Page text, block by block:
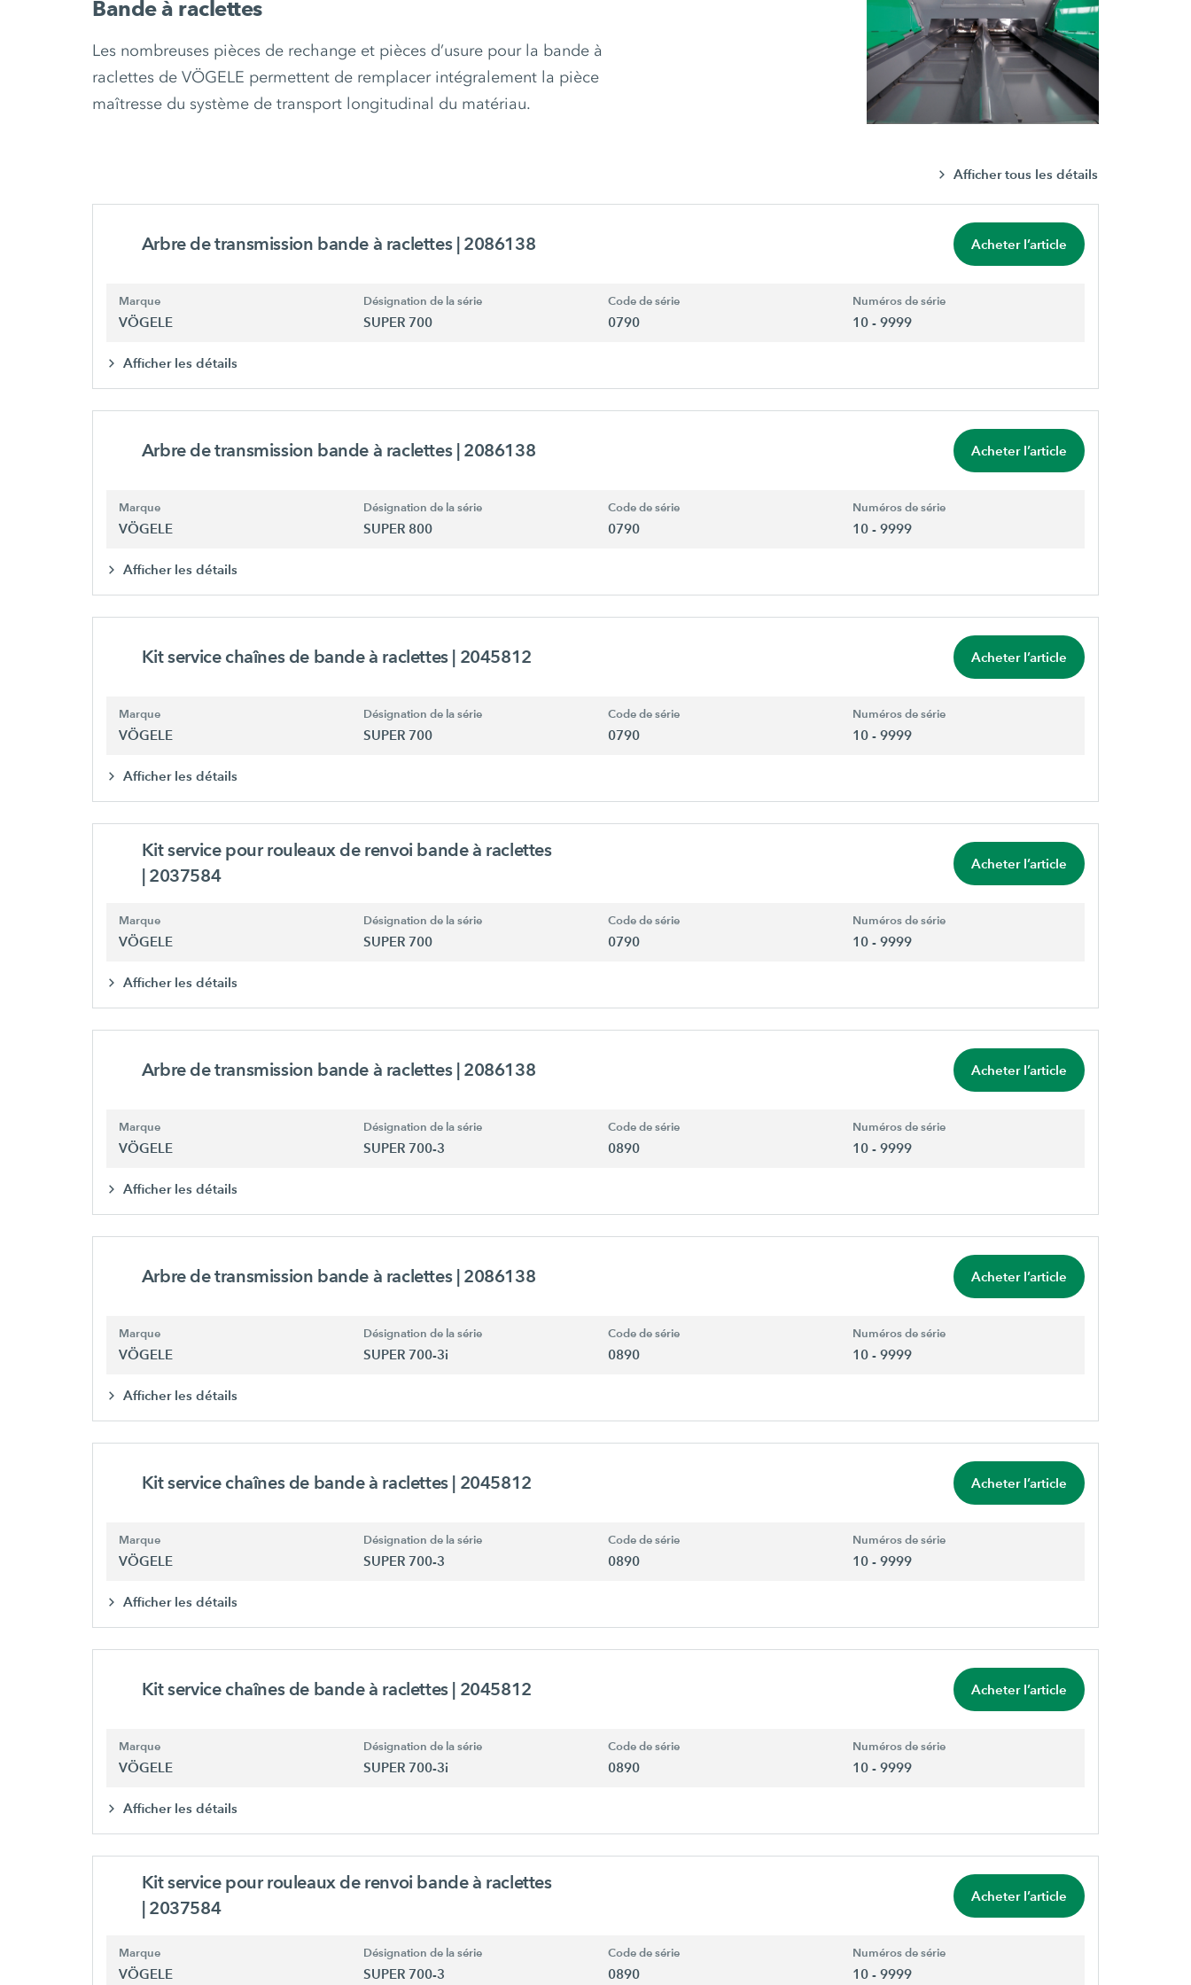
Bande à raclettes
Les nombreuses pièces de rechange et pièces d’usure pour la bande à
raclettes de VÖGELE permettent de remplacer intégralement la pièce
maîtresse du système de transport longitudinal du matériau.
Afficher tous les détails
Arbre de transmission bande à raclettes | 2086138 Acheter l’article
Marque
VÖGELE
Désignation de la série
SUPER 700
Code de série
0790
Numéros de série
10 - 9999
Afficher les détails
Arbre de transmission bande à raclettes | 2086138 Acheter l’article
Marque
VÖGELE
Désignation de la série
SUPER 800
Code de série
0790
Numéros de série
10 - 9999
Afficher les détails
Kit service chaînes de bande à raclettes | 2045812 Acheter l’article
Marque
VÖGELE
Désignation de la série
SUPER 700
Code de série
0790
Numéros de série
10 - 9999
Afficher les détails
Kit service pour rouleaux de renvoi bande à raclettes
| 2037584
Acheter l’article
Marque
VÖGELE
Désignation de la série
SUPER 700
Code de série
0790
Numéros de série
10 - 9999
Afficher les détails
Arbre de transmission bande à raclettes | 2086138 Acheter l’article
Marque
VÖGELE
Désignation de la série
SUPER 700-3
Code de série
0890
Numéros de série
10 - 9999
Afficher les détails
Arbre de transmission bande à raclettes | 2086138 Acheter l’article
Marque
VÖGELE
Désignation de la série
SUPER 700-3i
Code de série
0890
Numéros de série
10 - 9999
Afficher les détails
Kit service chaînes de bande à raclettes | 2045812 Acheter l’article
Marque
VÖGELE
Désignation de la série
SUPER 700-3
Code de série
0890
Numéros de série
10 - 9999
Afficher les détails
Kit service chaînes de bande à raclettes | 2045812 Acheter l’article
Marque
VÖGELE
Désignation de la série
SUPER 700-3i
Code de série
0890
Numéros de série
10 - 9999
Afficher les détails
Kit service pour rouleaux de renvoi bande à raclettes
| 2037584
Acheter l’article
Marque
VÖGELE
Désignation de la série
SUPER 700-3
Code de série
0890
Numéros de série
10 - 9999